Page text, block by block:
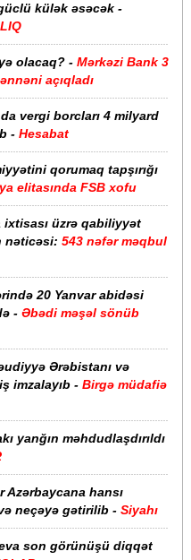
külək əsəcək -
olacaq? - Mərkəzi Bank 3
açıqladı
vergi borcları 4 milyard
- Hesabat
qorumaq tapşırığı
elitasında FSB xofu
üzrə qabiliyyət
nəticəsi: 543 nəfər məqbul
20 Yanvar abidəsi
- Əbədi məşəl sönüb
Ərəbistanı və
imzalayıb - Birgə müdafiə
yanğın məhdudlaşdırıldı
Azərbaycana hansı
neçəyə gətirilib - Siyahı
son görünüşü diqqət